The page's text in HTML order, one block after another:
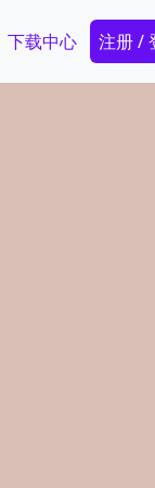
下载中心 注册 /